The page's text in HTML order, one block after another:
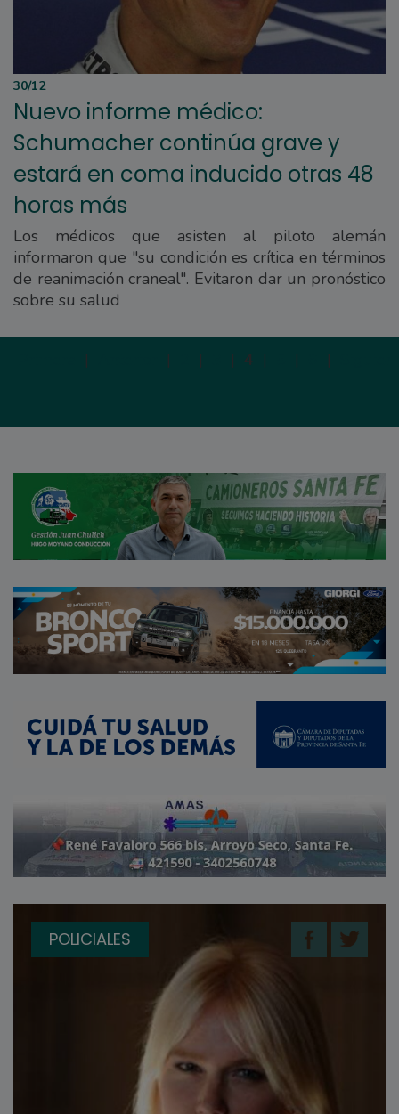
30/12
Nuevo informe médico:
Schumacher continúa grave y
estará en coma inducido otras 48
horas más
Los médicos que asisten al piloto alemán
informaron que "su condición es crítica en términos
de reanimación craneal". Evitaron dar un pronóstico
sobre su salud
| | | | 4 | | |
POLICIALES